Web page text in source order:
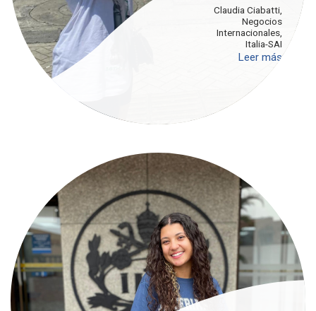
Claudia Ciabatti,
Negocios
Internacionales,
Italia-SAI
Leer más